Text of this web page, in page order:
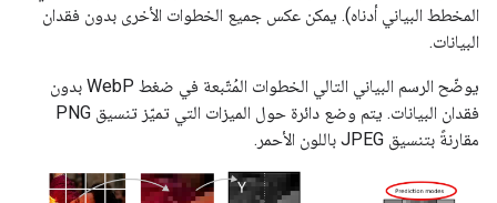
المخطط البياني أدناه). يمكن عكس جميع الخطوات الأخرى بدون فقدان
البيانات.
يوضّح الرسم البياني التالي الخطوات المُتّبعة في ضغط WebP بدون
فقدان البيانات. يتم وضع دائرة حول الميزات التي تميّز تنسيق PNG
مقارنةً بتنسيق JPEG باللون الأحمر.